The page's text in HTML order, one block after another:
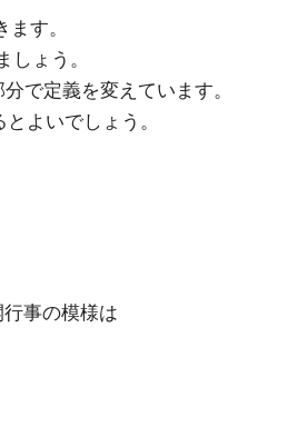
ます。
ましょう。
で定義を変えています。
とよいでしょう。
事の模様は